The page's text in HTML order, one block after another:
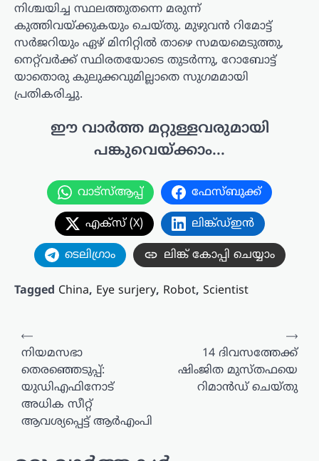
നിശ്ചയിച്ച സ്ഥലത്തുതന്നെ മരുന്ന്
കുത്തിവയ്ക്കുകയും ചെയ്തു. മുഴുവൻ റിമോട്ട്
സർജറിയും ഏഴ് മിനിറ്റിൽ താഴെ സമയമെടുത്തു,
നെറ്റ്‌വർക്ക് സ്ഥിരതയോടെ തുടർന്നു, റോബോട്ട്
യാതൊരു കുലുക്കവുമില്ലാതെ സുഗമമായി
പ്രതികരിച്ചു.
ഈ വാർത്ത മറ്റുള്ളവരുമായി
പങ്കുവെയ്ക്കാം...
വാട്സ്ആപ്പ് ഫേസ്ബുക്ക്
എക്സ് (X) ലിങ്ക്ഡ്ഇൻ
ടെലിഗ്രാം ലിങ്ക് കോപ്പി ചെയ്യാം
Tagged China, Eye surjery, Robot, Scientist
പോസ്റ്റുകളിലൂടെ
⟵
നിയമസഭാ
തെരഞ്ഞെടുപ്പ്:
യുഡിഎഫിനോട്
അധിക സീറ്റ്
ആവശ്യപ്പെട്ട് ആർഎംപി
14 ദിവസത്തേക്ക്
ഷിംജിത മുസ്തഫയെ
റിമാന്‍ഡ് ചെയ്തു
⟶